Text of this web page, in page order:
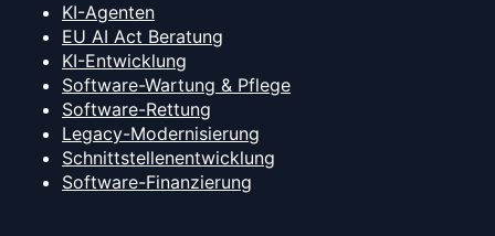
KI-Agenten
EU AI Act Beratung
KI-Entwicklung
Software-Wartung & Pflege
Software-Rettung
Legacy-Modernisierung
Schnittstellenentwicklung
Software-Finanzierung